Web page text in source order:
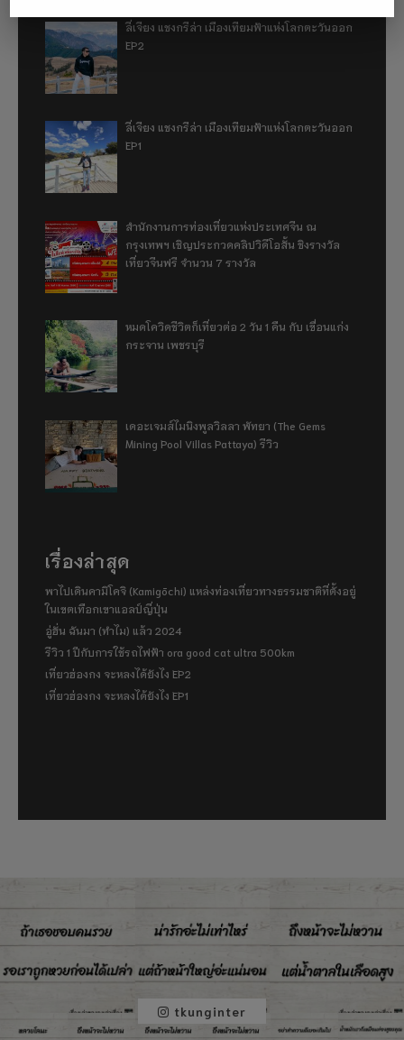
ลี่เจียง แชงกรีล่า เมืองเทียมฟ้าแห่งโลกตะวันออก
EP2
ลี่เจียง แชงกรีล่า เมืองเทียมฟ้าแห่งโลกตะวันออก
EP1
สำนักงานการท่องเที่ยวแห่งประเทศจีน ณ
กรุงเทพฯ เชิญประกวดคลิปวิดีโอสั้น ชิงรางวัล
เที่ยวจีนฟรี จำนวน 7 รางวัล
หมดโควิดชีวิตก็เที่ยวต่อ 2 วัน 1 คืน กับ เขื่อนแก่ง
กระจาน เพชรบุรี
เดอะเจมส์ไมนิงพูลวิลลา พัทยา (The Gems
Mining Pool Villas Pattaya) รีวิว
เรื่องล่าสุด
พาไปเดินคามิโคจิ (Kamigōchi) แหล่งท่องเที่ยวทางธรรมชาติที่ตั้งอยู่
ในเขตเทือกเขาแอลป์ญี่ปุ่น
อู่ฮั่น ฉันมา (ทำไม) แล้ว 2024
รีวิว 1 ปีกับการใช้รถไฟฟ้า ora good cat ultra 500km
เที่ยวฮ่องกง จะหลงได้ยังไง EP2
เที่ยวฮ่องกง จะหลงได้ยังไง EP1
tkunginter